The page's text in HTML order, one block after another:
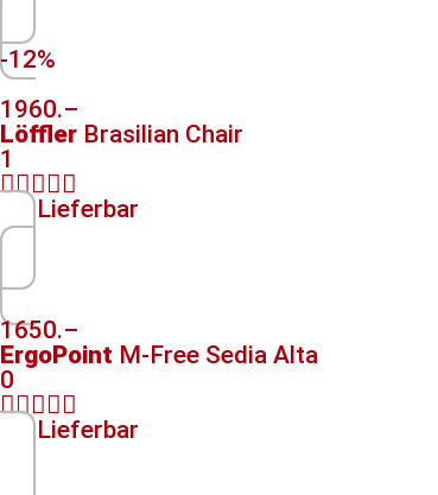
-12%
1960.–
Löffler Brasilian Chair
1

Lieferbar
1650.–
ErgoPoint M-Free Sedia Alta
0

Lieferbar